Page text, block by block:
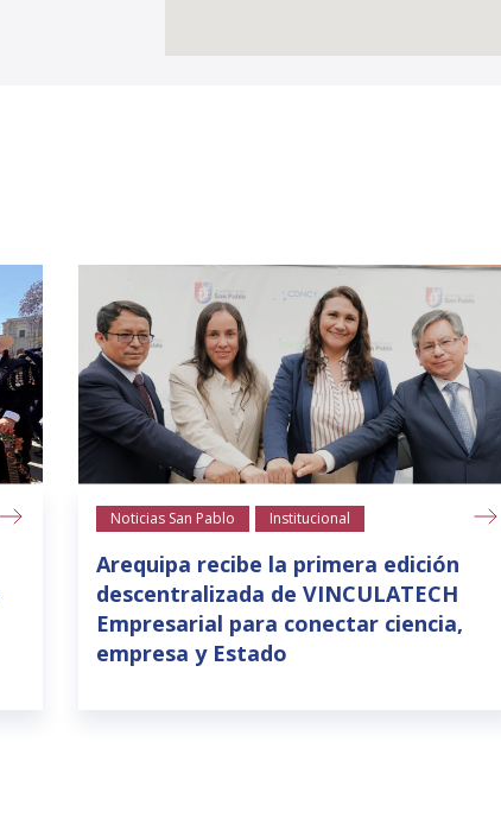
Noticias San Pablo Institucional
Arequipa recibe la primera edición
descentralizada de VINCULATECH
Empresarial para conectar ciencia,
empresa y Estado